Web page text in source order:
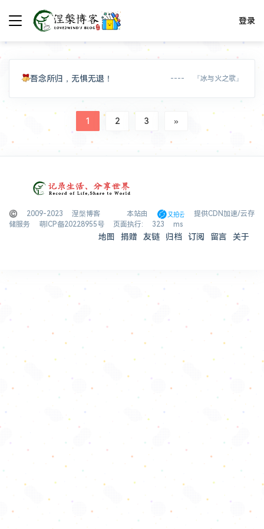
登录
吾念所归，无惧无退！ ---- 『冰与火之歌』
1 2 3 »
© 2009-2023 涅槃博客 本站由
提供CDN加速/云存
储服务
萌ICP备20228955号 页面执行: 323 ms
地图 捐赠 友链 归档 订阅 留言 关于